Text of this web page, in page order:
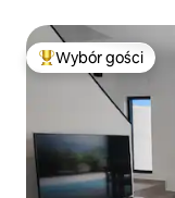
Najpopularniejsze
Wybór gości